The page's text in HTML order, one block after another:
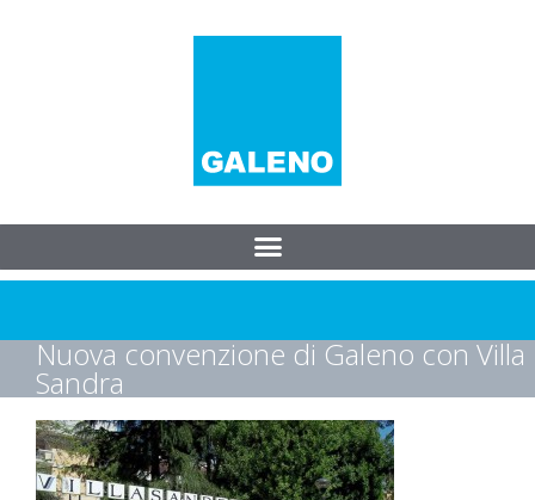
Nuova convenzione di Galeno con Villa
Sandra